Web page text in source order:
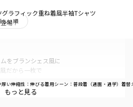
しい順
厚い伸縮性 ：伸びる着用シーン ：普段着（通園・通学） 着替
グラフィック重ね着風半袖Tシャツ
場！
をブランシェス風に
だから一枚で
ト〇
ドナルドが
もっと見る